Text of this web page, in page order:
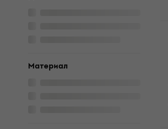
Материал